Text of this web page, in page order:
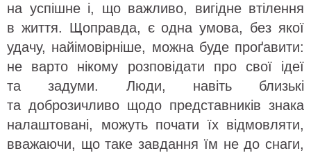
на успішне і, що важливо, вигідне втілення
в життя. Щоправда, є одна умова, без якої
удачу, найімовірніше, можна буде проґавити:
не варто нікому розповідати про свої ідеї
та задуми. Люди, навіть близькі
та доброзичливо щодо представників знака
налаштовані, можуть почати їх відмовляти,
вважаючи, що таке завдання їм не до снаги,